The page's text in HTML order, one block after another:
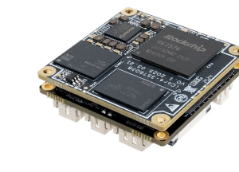
позы
и
мониторинга
дыхания/
сердечного
ритма»